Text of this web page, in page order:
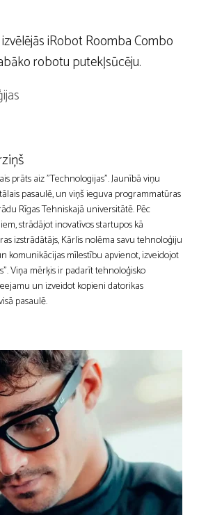
iRobot Roomba Combo
robotu putekļsūcēju.
prāts aiz "Technologijas". Jaunībā viņu
pasaulē, un viņš ieguva programmatūras
Rīgas Tehniskajā universitātē. Pēc
strādājot inovatīvos startupos kā
izstrādātājs, Kārlis nolēma savu tehnoloģiju
komunikācijas mīlestību apvienot, izveidojot
Viņa mērķis ir padarīt tehnoloģisko
un izveidot kopieni datorikas
pasaulē.